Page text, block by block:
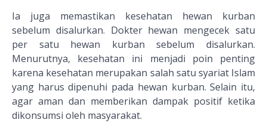
Ia juga memastikan kesehatan hewan kurban
sebelum disalurkan. Dokter hewan mengecek satu
per satu hewan kurban sebelum disalurkan.
Menurutnya, kesehatan ini menjadi poin penting
karena kesehatan merupakan salah satu syariat Islam
yang harus dipenuhi pada hewan kurban. Selain itu,
agar aman dan memberikan dampak positif ketika
dikonsumsi oleh masyarakat.